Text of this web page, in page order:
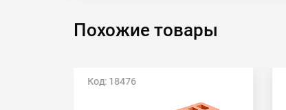
Похожие товары
Код: 18476